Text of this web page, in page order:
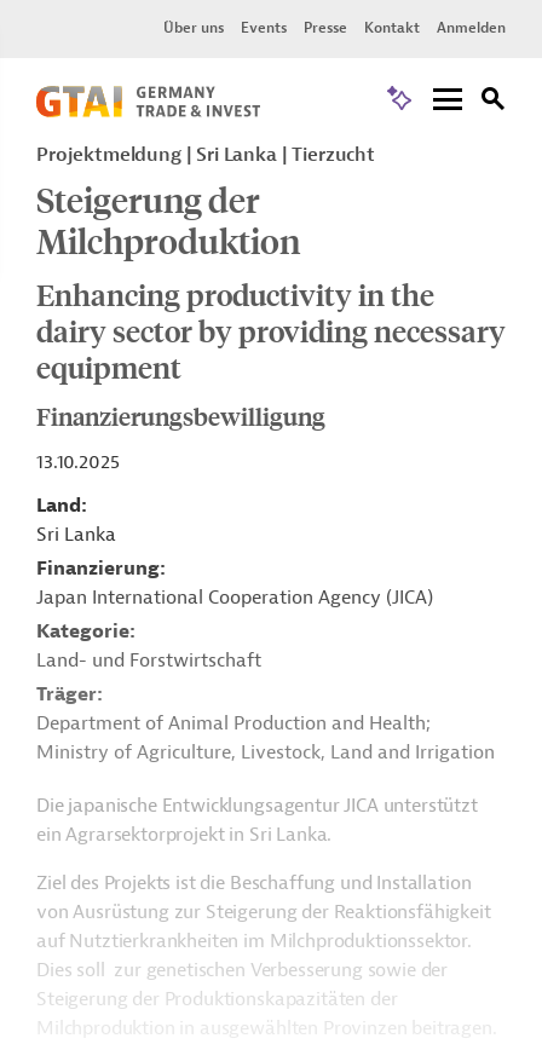
Über uns Events Presse Kontakt Anmelden
Projektmeldung Sri Lanka Tierzucht
Steigerung der
Milchproduktion
Enhancing productivity in the
dairy sector by providing necessary
equipment
Finanzierungsbewilligung
13.10.2025
Land
Sri Lanka
Finanzierung
Japan International Cooperation Agency (JICA)
Kategorie
Land- und Forstwirtschaft
Träger
Department of Animal Production and Health;
Ministry of Agriculture, Livestock, Land and Irrigation
Die japanische Entwicklungsagentur JICA unterstützt
ein Agrarsektorprojekt in Sri Lanka.
Ziel des Projekts ist die Beschaffung und Installation
von Ausrüstung zur Steigerung der Reaktionsfähigkeit
auf Nutztierkrankheiten im Milchproduktionssektor.
Dies soll zur genetischen Verbesserung sowie der
Steigerung der Produktionskapazitäten der
Milchproduktion in ausgewählten Provinzen beitragen.